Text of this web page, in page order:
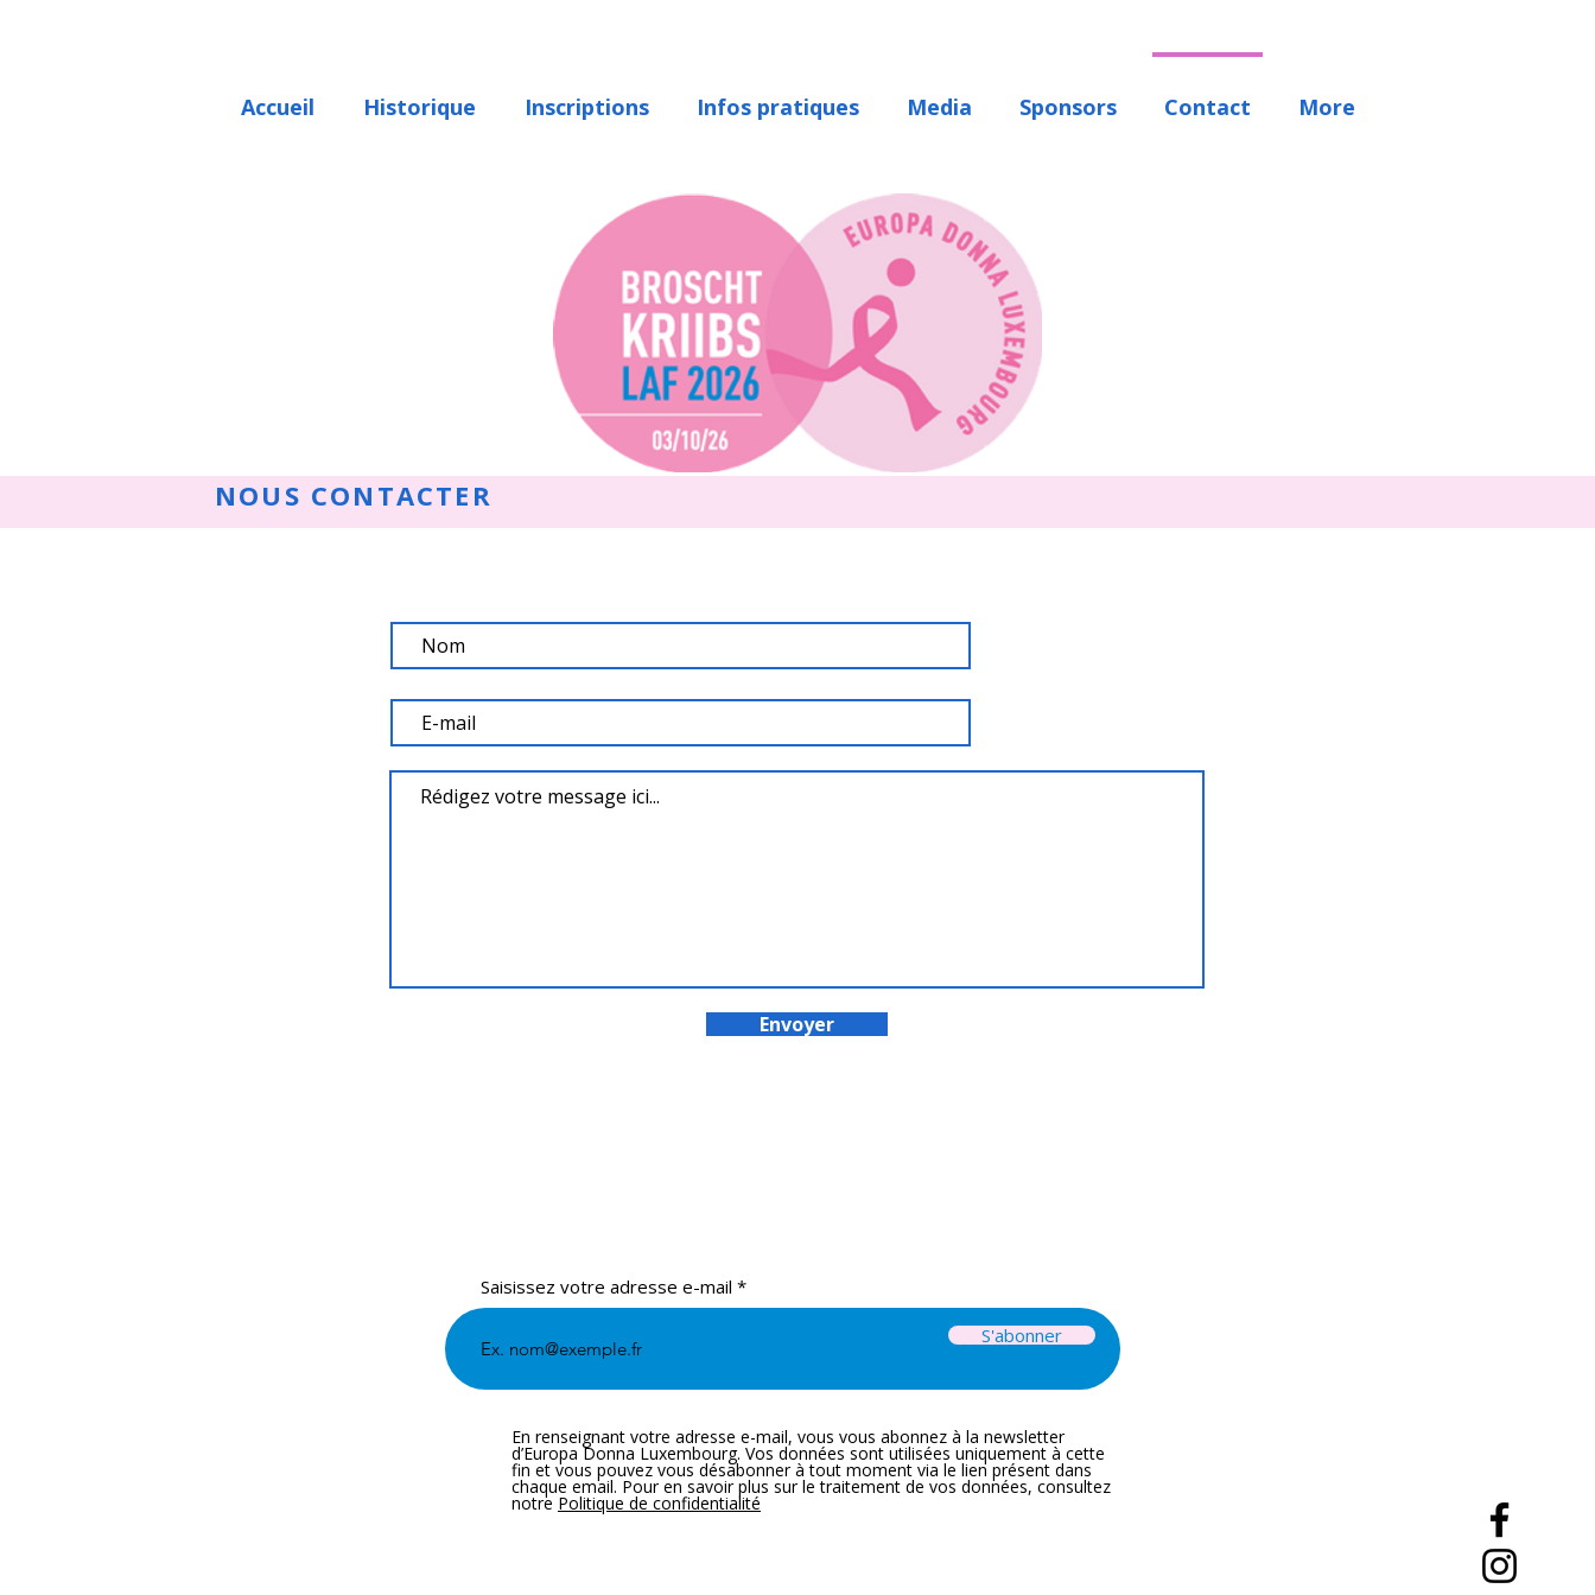
Accueil Historique Inscriptions Infos pratiques Media Sponsors Contact More
NOUS CONTACTER
Envoyer
Saisissez votre adresse e-mail
S'abonner
En renseignant votre adresse e-mail, vous vous abonnez à la newsletter
d’Europa Donna Luxembourg. Vos données sont utilisées uniquement à cette
fin et vous pouvez vous désabonner à tout moment via le lien présent dans
chaque email. Pour en savoir plus sur le traitement de vos données, consultez
notre Politique de confidentialité